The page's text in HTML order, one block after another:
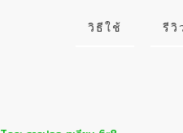
วิธีใช้ รีวิ